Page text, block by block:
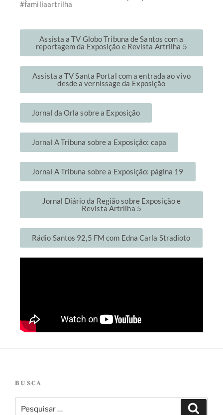
#familiaartrilha
Assista a TV Globo Tribuna de Santos com a
reportagem da Exposição e Revista Artrilha 5
Assista a TV Santa Portal com a entrada ao vivo
desde a vernissage da Exposição
Jornal da Orla sobre a Exposição
Jornal A Tribuna sobre a Exposição: capa
Jornal A Tribuna sobre a Exposição: página 19
Jornal Diário da Região sobre Exposição e
Revista Artrilha 5
Rádio Santos 92,5 FM com Edna Carla Stradioto
BUSCA